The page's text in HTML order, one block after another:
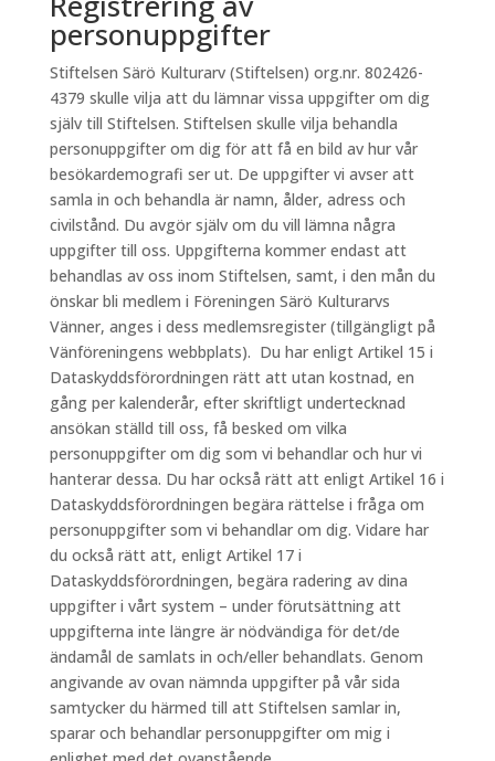
personuppgifter
Stiftelsen Särö Kulturarv (Stiftelsen) org.nr. 802426-
4379 skulle vilja att du lämnar vissa uppgifter om dig
själv till Stiftelsen. Stiftelsen skulle vilja behandla
personuppgifter om dig för att få en bild av hur vår
besökardemografi ser ut. De uppgifter vi avser att
samla in och behandla är namn, ålder, adress och
civilstånd. Du avgör själv om du vill lämna några
uppgifter till oss. Uppgifterna kommer endast att
behandlas av oss inom Stiftelsen, samt, i den mån du
önskar bli medlem i Föreningen Särö Kulturarvs
Vänner, anges i dess medlemsregister (tillgängligt på
Vänföreningens webbplats). Du har enligt Artikel 15 i
Dataskyddsförordningen rätt att utan kostnad, en
gång per kalenderår, efter skriftligt undertecknad
ansökan ställd till oss, få besked om vilka
personuppgifter om dig som vi behandlar och hur vi
hanterar dessa. Du har också rätt att enligt Artikel 16 i
Dataskyddsförordningen begära rättelse i fråga om
personuppgifter som vi behandlar om dig. Vidare har
du också rätt att, enligt Artikel 17 i
Dataskyddsförordningen, begära radering av dina
uppgifter i vårt system – under förutsättning att
uppgifterna inte längre är nödvändiga för det/de
ändamål de samlats in och/eller behandlats. Genom
angivande av ovan nämnda uppgifter på vår sida
samtycker du härmed till att Stiftelsen samlar in,
sparar och behandlar personuppgifter om mig i